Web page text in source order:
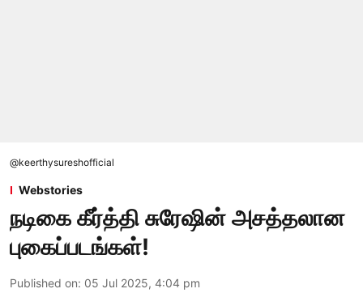
@keerthysureshofficial
Webstories
நடிகை கீர்த்தி சுரேஷின் அசத்தலான
புகைப்படங்கள்!
Published on: 05 Jul 2025, 4:04 pm